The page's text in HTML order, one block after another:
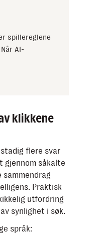
spillereglene
AI-
Samtidig
å starte
bygge FAQ-er
du bli en av
sammendraget.
nok – du må
søk. Med
og
kontroll over
din
klikkene
flere svar
gjennom såkalte
sammendrag
Praktisk
utfordring
synlighet i søk.
språk: